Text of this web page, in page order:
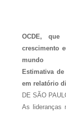
OCDE,
crescimento
mundo
Estimativa
em relatório
DE SÃO
As lideranças